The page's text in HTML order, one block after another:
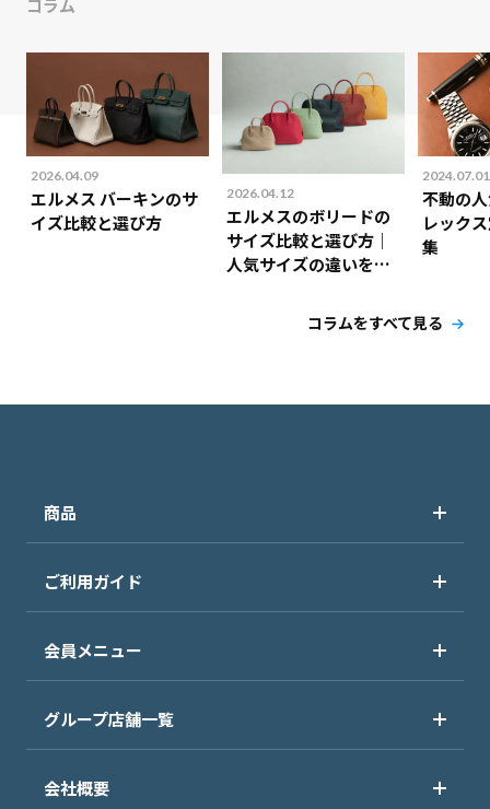
コラム
2026.04.09
エルメス バーキンのサ
イズ比較と選び方
2026.04.12
エルメスのボリードの
サイズ比較と選び方｜
人気サイズの違いを解
2024.07.01
不動の
レック
集
コラムをすべて見る
商品
ご利用ガイド
会員メニュー
グループ店舗一覧
会社概要